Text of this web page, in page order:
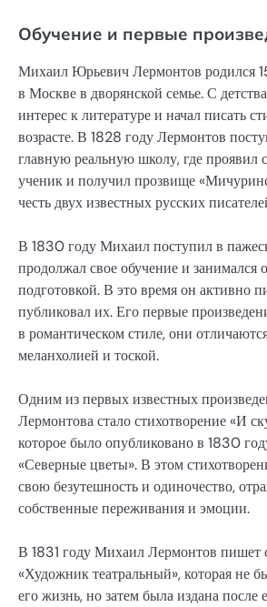
Обучение и первые
Михаил Юрьевич Лермонтов родился
в Москве в дворянской семье. С
интерес к литературе и начал писать
возрасте. В 1828 году Лермонтов
главную реальную школу, где проявил
ученик и получил прозвище
честь двух известных русских
В 1830 году Михаил поступил в
продолжал свое обучение и занимался
подготовкой. В это время он активно
публиковал их. Его первые
в романтическом стиле, они
меланхолией и тоской.
Одним из первых известных
Лермонтова стало стихотворение «И
которое было опубликовано в 1830
«Северные цветы». В этом
свою безутешность и одиночество,
собственные переживания и эмоции.
В 1831 году Михаил Лермонтов пишет
«Художник театральный», которая не
его жизнь, но затем была издана после